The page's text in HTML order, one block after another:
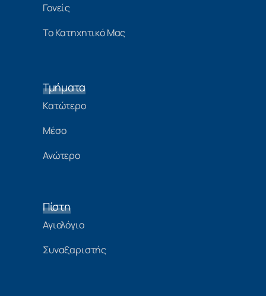
Γονείς
Το Κατηχητικό Μας
Τμήματα
Κατώτερο
Μέσο
Ανώτερο
Πίστη
Αγιολόγιο
Συναξαριστής